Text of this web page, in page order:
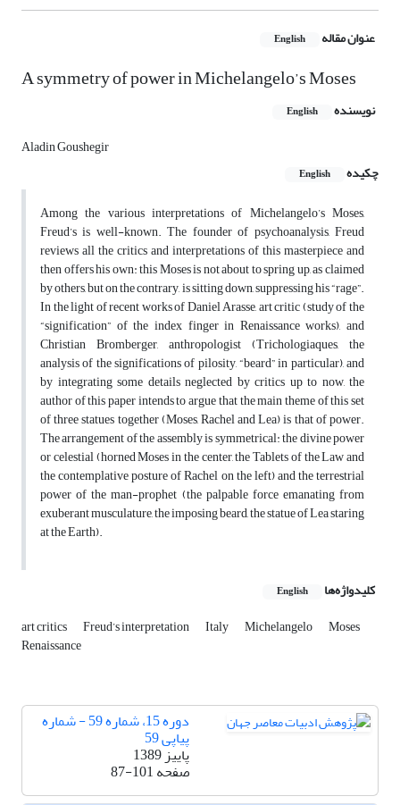
عنوان مقاله English
A symmetry of power in Michelangelo’s Moses
نویسنده English
Aladin Goushegir
چکیده
English
Among the various interpretations of Michelangelo’s Moses,
Freud’s is well-known. The founder of psychoanalysis, Freud
reviews all the critics and interpretations of this masterpiece and
then offers his own: this Moses is not about to spring up, as claimed
by others, but on the contrary, is sitting down, suppressing his “rage”.
In the light of recent works of Daniel Arasse, art critic (study of the
“signification” of the index finger in Renaissance works), and
Christian Bromberger, anthropologist (Trichologiaques, the
analysis of the significations of pilosity, “beard” in particular), and
by integrating some details neglected by critics up to now, the
author of this paper intends to argue that the main theme of this set
of three statues together (Moses, Rachel and Lea) is that of power.
The arrangement of the assembly is symmetrical: the divine power
or celestial (horned Moses in the center, the Tablets of the Law and
the contemplative posture of Rachel on the left) and the terrestrial
power of the man-prophet (the palpable force emanating from
exuberant musculature, the imposing beard, the statue of Lea staring
at the Earth).
کلیدواژه‌ها English
art critics Freud’s interpretation Italy Michelangelo Moses
Renaissance
دوره 15، شماره 59 - شماره
پیاپی 59
پاییز 1389
صفحه87-101